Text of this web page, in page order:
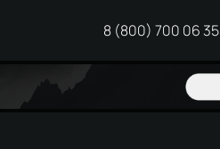
8 (800) 700 06 35